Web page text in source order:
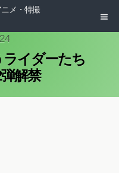
メ・特撮
ライダーたち
弾解禁